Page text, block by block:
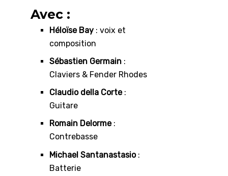
Avec :
Héloïse Bay: voix et
composition
Sébastien Germain:
Claviers & Fender Rhodes
Claudio della Corte:
Guitare
Romain Delorme:
Contrebasse
Michael Santanastasio:
Batterie